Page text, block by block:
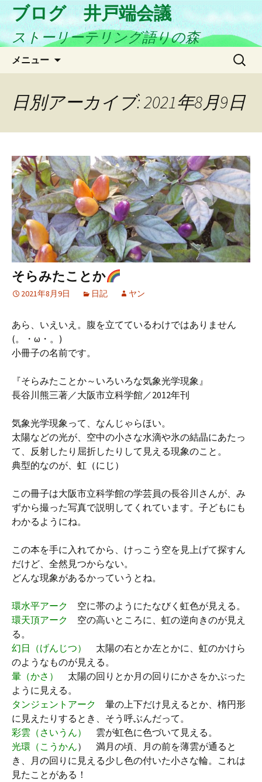
ブログ 井戸端会議
ストーリーテリング語りの森
メニュー
ン
ッ
プ
検
日別アーカイブ: 2021年8月9日
そらみたことか
2021年8月9日 日記 ヤン
あら、いえいえ。腹を立てているわけではありません
(。・ω・。)
小冊子の名前です。
『そらみたことか～いろいろな気象光学現象』
長谷川熊三著／大阪市立科学館／2012年刊
気象光学現象って、なんじゃらほい。
太陽などの光が、空中の小さな水滴や氷の結晶にあたっ
て、反射したり屈折したりして見える現象のこと。
典型的なのが、虹（にじ）
この冊子は大阪市立科学館の学芸員の長谷川さんが、み
ずから撮った写真で説明してくれています。子どもにも
わかるようにね。
この本を手に入れてから、けっこう空を見上げて探すん
だけど、全然見つからない。
どんな現象があるかっていうとね。
環水平アーク 空に帯のようにたなびく虹色が見える。
環天頂アーク 空の高いところに、虹の逆向きのが見え
る。
幻日（げんじつ）
太陽の右とか左とかに、虹のかけら
のようなものが見える。
暈（かさ）
太陽の回りとか月の回りにかさをかぶった
ように見える。
タンジェントアーク 暈の上下だけ見えるとか、楕円形
に見えたりするとき、そう呼ぶんだって。
彩雲（さいうん）
雲が虹色に色づいて見える。
光環（こうかん） 満月の頃、月の前を薄雲が通ると
き、月の回りに見える少し色の付いた小さな輪。これは
見たことがある！